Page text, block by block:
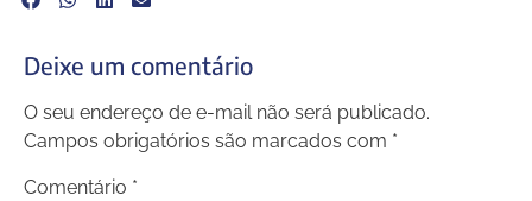
Deixe um comentário
O seu endereço de e-mail não será publicado.
Campos obrigatórios são marcados com *
Comentário *